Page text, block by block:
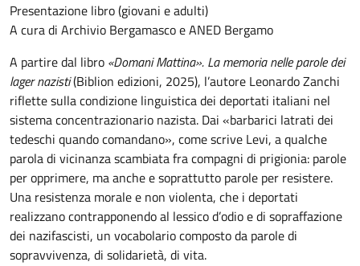
Presentazione libro (giovani e adulti)
A cura di Archivio Bergamasco e ANED Bergamo
A partire dal libro «Domani Mattina». La memoria nelle parole dei
lager nazisti(Biblion edizioni, 2025), l’autore Leonardo Zanchi
riflette sulla condizione linguistica dei deportati italiani nel
sistema concentrazionario nazista. Dai «barbarici latrati dei
tedeschi quando comandano», come scrive Levi, a qualche
parola di vicinanza scambiata fra compagni di prigionia: parole
per opprimere, ma anche e soprattutto parole per resistere.
Una resistenza morale e non violenta, che i deportati
realizzano contrapponendo al lessico d’odio e di sopraffazione
dei nazifascisti, un vocabolario composto da parole di
sopravvivenza, di solidarietà, di vita.